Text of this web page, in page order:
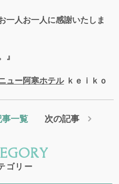
一人お一人に感謝いたしま
』
ュー阿寒ホテルｋｅｉｋｏ
事一覧 次の記事
ゴリー